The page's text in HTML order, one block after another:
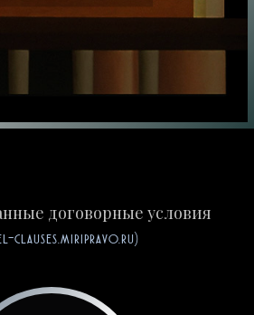
договорные условия
clauses.miripravo.ru)